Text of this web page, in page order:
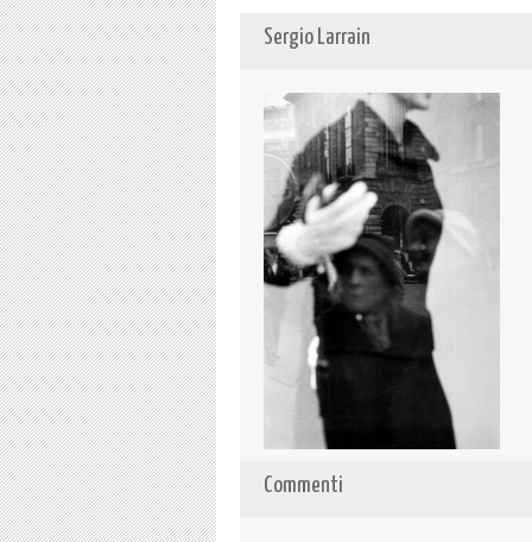
Sergio Larrain
Commenti